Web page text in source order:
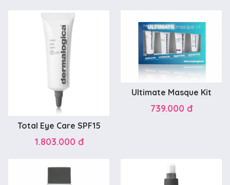
Total Eye Care SPF15
1.803.000 đ
Ultimate Masque Kit
739.000 đ